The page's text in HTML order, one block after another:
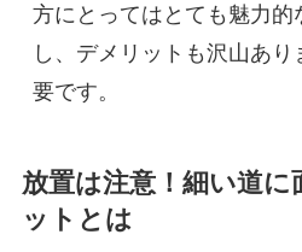
方にとってはとても魅力的
し、デメリットも沢山あ
要です。
放置は注意！ 細い道に
ットとは